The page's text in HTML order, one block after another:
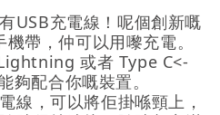
有USB充電線！呢個創新嘅
帶，仲可以用嚟充電。
或者 Type C<-
夠配合你嘅裝置。
線，可以將佢掛喺頸上，